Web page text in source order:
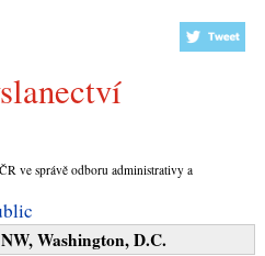
ve správě odboru administrativy a
Washington, D.C.